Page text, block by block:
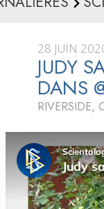
Croyances et pratiques
Les scientologues et
Rencontrez un
À l’intérieur d’une
Les principes de base
Scientologie
La Dianétique : Une
28 JUIN
JUDY
DANS
RIVERSIDE,